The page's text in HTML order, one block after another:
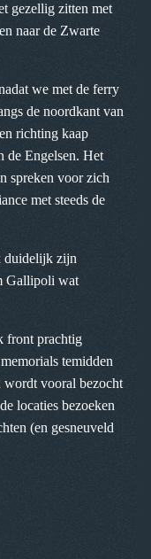
gezellig zitten met
naar de Zwarte
we met de ferry
de noordkant van
richting kaap
de Engelsen. Het
spreken voor zich
met steeds de
duidelijk zijn
Gallipoli wat
front prachtig
temidden
wordt vooral bezocht
locaties bezoeken
(en gesneuveld